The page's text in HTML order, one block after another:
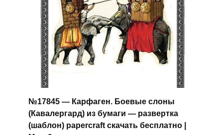
№17845 — Карфаген. Боевые слоны
(Кавалергард) из бумаги — развертка
(шаблон) papercraft скачать бесплатно |